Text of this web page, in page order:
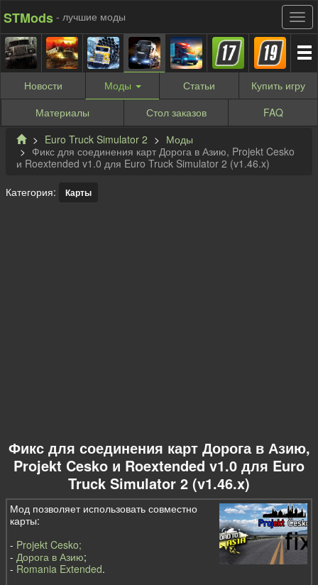
STMods - лучшие моды
Новости Моды Статьи Купить игру
Материалы
Стол заказов
FAQ
Euro Truck Simulator 2
Моды
Фикс для соединения карт Дорога в Азию, Projekt Cesko
и Roextended v1.0 для Euro Truck Simulator 2 (v1.46.x)
Категория: Карты
Фикс для соединения карт Дорога в Азию,
Projekt Cesko и Roextended v1.0 для Euro
Truck Simulator 2 (v1.46.x)
Мод позволяет использовать совместно
карты:
- Projekt Cesko;
-Дорога в Азию;
- Romania Extended.